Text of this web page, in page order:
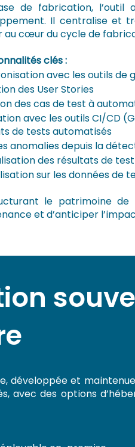
de fabrication, l’outil
Il centralise et
au cœur du cycle de
clés :
avec les outils de
des User Stories
des cas de test à
avec les outils CI/CD
de tests automatisés
anomalies depuis la
des résultats de test
sur les données de
le patrimoine
et d’anticiper
développée et
avec des options